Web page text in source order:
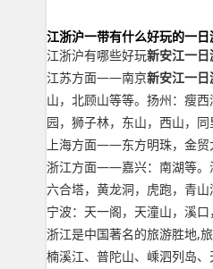
江浙沪一带有什么好玩的一日
江浙沪有哪些好玩新安江一日
江苏方面——南京新安江一日
山，北顾山等等。扬州：瘦
园，狮子林，东山，西山，
上海方面——东方明珠，金贸
浙江方面——嘉兴：南湖等。
六合塔，黄龙洞，虎跑，青
宁波：天一阁，天潼山，溪
浙江是中国著名的旅游胜地,
楠溪江、普陀山、嵊泗列岛